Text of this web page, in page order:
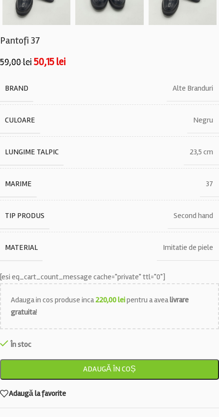
Pantofi 37
59,00lei50,15 lei
BRAND Alte Branduri
CULOARE Negru
LUNGIME TALPIC 23,5 cm
MARIME 37
TIP PRODUS Second hand
MATERIAL Imitatie de piele
[esi eq_cart_count_message cache="private" ttl="0"]
Adauga in cos produse inca220,00leipentru a avealivrare
gratuita!
În stoc
ADAUGĂ ÎN COȘ
Adaugă la favorite